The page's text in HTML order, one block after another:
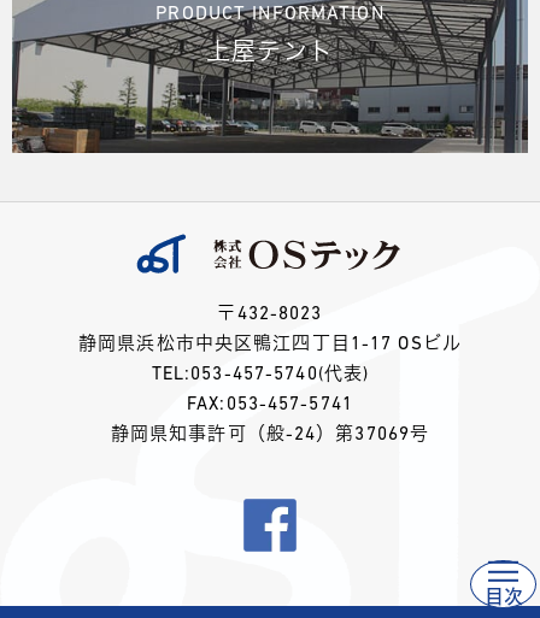
目次
PRODUCT INFORMATION
上屋テント
〒432-8023
静岡県浜松市中央区鴨江四丁目1-17 OSビル
TEL: 053-457-5740 (代表)
FAX:053-457-5741
静岡県知事許可（般-24）第37069号